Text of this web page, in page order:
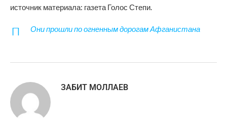
источник материала: газета Голос Степи.
Они прошли по огненным дорогам Афганистана
ЗАБИТ МОЛЛАЕВ